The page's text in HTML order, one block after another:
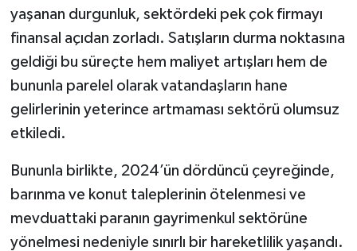
yaşanan durgunluk, sektördeki pek çok firmayı
finansal açıdan zorladı. Satışların durma noktasına
geldiği bu süreçte hem maliyet artışları hem de
bununla parelel olarak vatandaşların hane
gelirlerinin yeterince artmaması sektörü olumsuz
etkiledi.
Bununla birlikte, 2024’ün dördüncü çeyreğinde,
barınma ve konut taleplerinin ötelenmesi ve
mevduattaki paranın gayrimenkul sektörüne
yönelmesi nedeniyle sınırlı bir hareketlilik yaşandı.